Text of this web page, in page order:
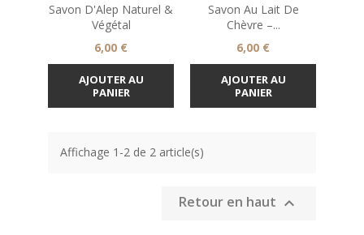
Savon D'Alep Naturel &
Végétal
Prix
6,00 €
AJOUTER AU
PANIER
Savon Au Lait De
Chèvre –...
Prix
6,00 €
AJOUTER AU
PANIER
Affichage 1-2 de 2 article(s)
Retour en haut 